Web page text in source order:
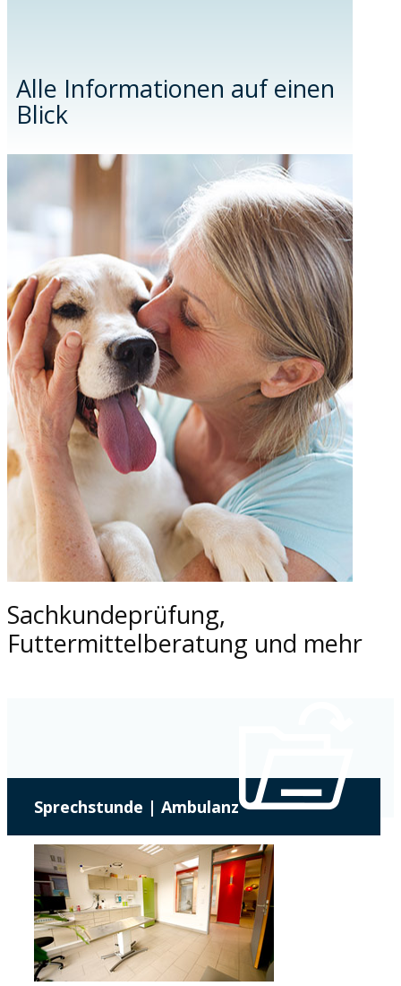
Alle Informationen auf einen
Blick
Sachkundeprüfung,
Futtermittelberatung und mehr
Sprechstunde | Ambulanz